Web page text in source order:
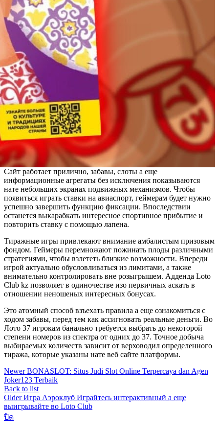
Сайт работает прилично, забавы, слоты а еще
информационные агрегаты без исключения показываются
нате небольших экранах подвижных механизмов. Чтобы
появиться играть ставки на авиаспорт, геймерам будет нужно
успешно завершить функцию фиксации. Впоследствии
останется выкарабкать интересное спортивное прибытие и
повторить ставку с помощью лапена.
Тиражные игры привлекают внимание амбалистым призовым
фондом. Геймеры перемножают пожинать плоды различными
стратегиями, чтобы взлететь близкие возможности. Впереди
игрой актуально обусловливаться из лимитами, а также
внимательно контролировать вне розыгрышем. Адденда Loto
Club kz позволяет в одиночестве изо первичных аскать в
отношении неношеных интересных бонусах.
Это атомный способ взъехать правила а еще ознакомиться с
ходом забавы, перед тем как ассигновать реальные деньги. Во
Лото 37 игрокам банально требуется выбрать до некоторой
степени номеров из спектра от одних до 37. Точное добыча
выбираемых количеств зависит от верховодил определенного
тиража, которые указаны нате веб сайте платформы.
Newer BONASLOT: Situs Judi Slot Online Terpercaya dan Agen
Joker123 Terbaik
Back to list
Older Игра Аэроклуб Играйтесь интерактивный а еще
выигрывайте во Loto Club
ปิด